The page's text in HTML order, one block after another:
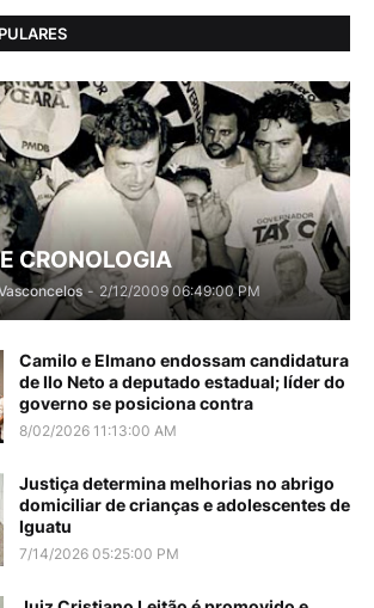
CRONOLOGIA
- 2/12/2009 06:49:00 PM
Camilo e Elmano endossam candidatura
de Ilo Neto a deputado estadual; líder do
governo se posiciona contra
8/02/2026 11:13:00 AM
Justiça determina melhorias no abrigo
domiciliar de crianças e adolescentes de
Iguatu
7/14/2026 05:25:00 PM